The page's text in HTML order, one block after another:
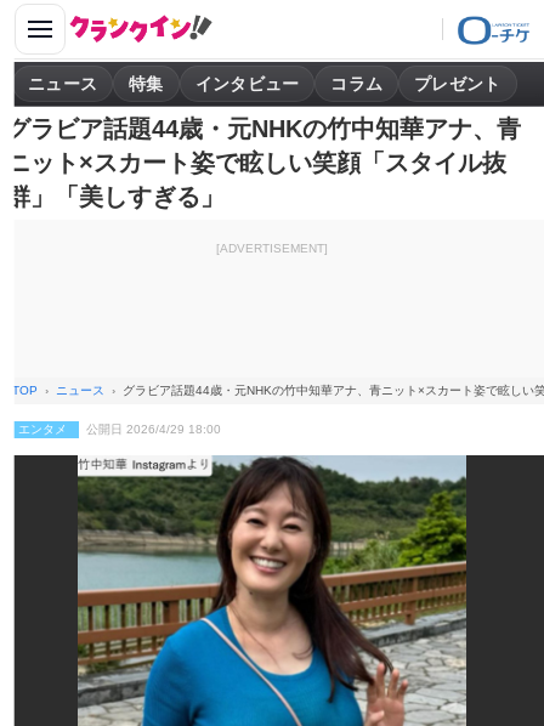
ニュース 特集 インタビュー コラム プレゼント
グラビア話題44歳・元NHKの竹中知華アナ、青
ニット×スカート姿で眩しい笑顔「スタイル抜
群」「美しすぎる」
[ADVERTISEMENT]
TOP ニュース グラビア話題44歳・元NHKの竹中知華アナ、青ニット×スカート姿で眩しい
エンタメ 公開日 2026/4/29 18:00